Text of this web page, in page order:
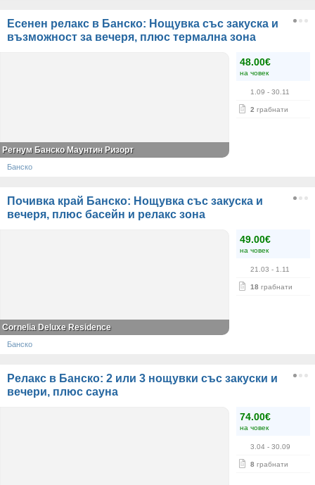
Есенен релакс в Банско: Нощувка със закуска и
възможност за вечеря, плюс термална зона
48.00€
на човек
1.09 - 30.11
2 грабнати
Регнум Банско Маунтин Ризорт
Банско
Почивка край Банско: Нощувка със закуска и
вечеря, плюс басейн и релакс зона
49.00€
на човек
21.03 - 1.11
18 грабнати
Cornelia Deluxe Residence
Банско
Релакс в Банско: 2 или 3 нощувки със закуски и
вечери, плюс сауна
74.00€
на човек
3.04 - 30.09
8 грабнати